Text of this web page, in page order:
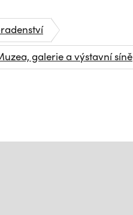
galerie a výstavní síně